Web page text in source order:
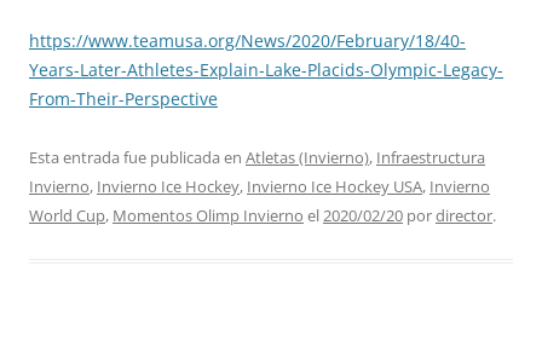
https://www.teamusa.org/News/2020/February/18/40-
Years-Later-Athletes-Explain-Lake-Placids-Olympic-Legacy-
From-Their-Perspective
Esta entrada fue publicada en Atletas (Invierno), Infraestructura
Invierno, Invierno Ice Hockey, Invierno Ice Hockey USA, Invierno
World Cup, Momentos Olimp Invierno el2020/02/20 pordirector.